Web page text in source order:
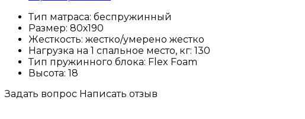
Тип матраса: беспружинный
Размер: 80х190
Жесткость: жестко/умерено жестко
Нагрузка на 1 спальное место, кг: 130
Тип пружинного блока: Flex Foam
Высота: 18
Задать вопрос Написать отзыв